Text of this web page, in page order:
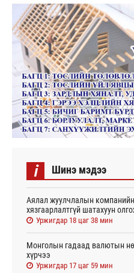
i Шинэ мэдээ
Аялал жуулчлалын
хязгаарлалтгүй шатахуун
Уржигдар 18 цаг 38 мин
Монголын гадаад валютын
хүрчээ
Уржигдар 17 цаг 59 мин